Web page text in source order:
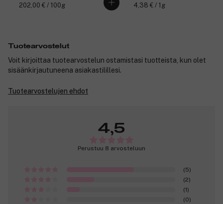
202,00 € / 100g 4,38 € / 1g
Tuotearvostelut
Voit kirjoittaa tuotearvostelun ostamistasi tuotteista, kun olet
sisäänkirjautuneena asiakastilillesi.
Tuotearvostelujen ehdot
4,5
Perustuu 8 arvosteluun
(5)
(2)
(1)
(0)